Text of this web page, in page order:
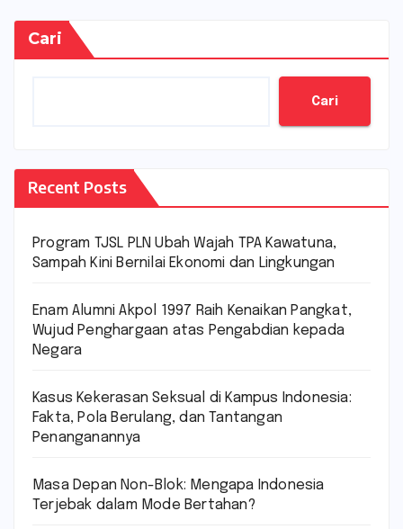
Cari
Cari
Recent Posts
Program TJSL PLN Ubah Wajah TPA Kawatuna,
Sampah Kini Bernilai Ekonomi dan Lingkungan
Enam Alumni Akpol 1997 Raih Kenaikan Pangkat,
Wujud Penghargaan atas Pengabdian kepada
Negara
Kasus Kekerasan Seksual di Kampus Indonesia:
Fakta, Pola Berulang, dan Tantangan
Penanganannya
Masa Depan Non-Blok: Mengapa Indonesia
Terjebak dalam Mode Bertahan?